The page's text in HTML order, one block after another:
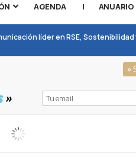
AGENDA | ANUARIO
líder en RSE, Sostenibilidad
»
»